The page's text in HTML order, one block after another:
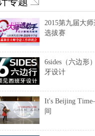
2015第九届大
选拔赛
6sides（六边形
牙设计
It's Beijing
间